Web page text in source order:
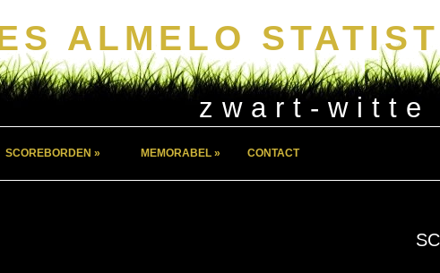
ALMELO
zwart-witte
SCOREBORDEN » MEMORABEL » CONTACT